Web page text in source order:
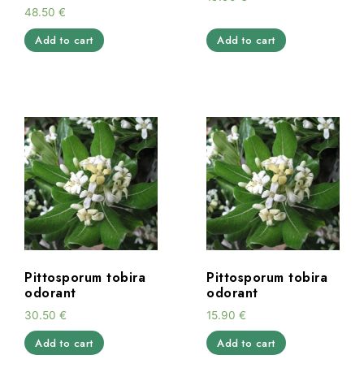
48.50 €
Add to cart Add to cart
Pittosporum tobira
odorant
30.50 €
Add to cart
Pittosporum tobira
odorant
15.90 €
Add to cart